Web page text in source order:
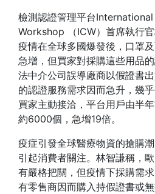
檢測認證管理平台
Workshop （ICW）首席執行
疫情在全球多國爆發後，口罩
急增，但買家對採購這些用品
法中介公司誤導廠商以假證書
的認證服務需求因而急升，幾
買家主動接洽，平台用戶由半
約6000個，急增19倍。
疫症引發全球醫療物資的搶購
引起消費者關注。林智謙稱，
有嚴格把關，但疫情下採購需
有零售商因而購入持假證書或